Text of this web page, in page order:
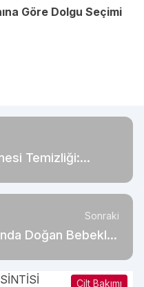
Göre Dolgu Seçimi
Temizliği:
Sonraki
Doğan Bebekler
Cilt Bakımı